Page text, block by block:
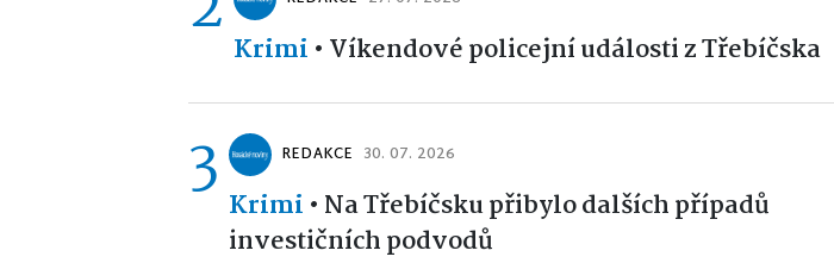
Krimi • Víkendové policejní události z Třebíčska
3 REDAKCE 30. 07. 2026
Krimi • Na Třebíčsku přibylo dalších případů
investičních podvodů